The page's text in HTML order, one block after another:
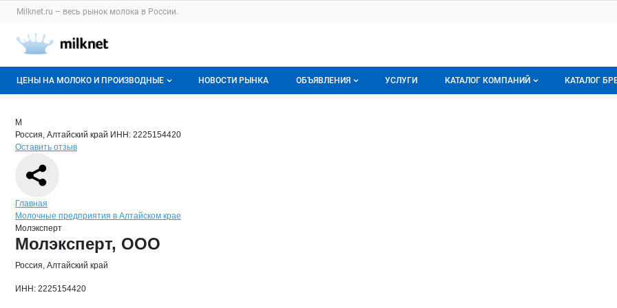
Раздел навигации по сайту milknet.ru
Milknet.ru – весь рынок молока в России.
Авторизация и меню пользователя
Навигация по разделам сайта milknet.ru
ЦЕНЫ НА МОЛОКО И ПРОИЗВОДНЫЕ
О мониторингах
Актуальные мониторинги
Отзывы
НОВОСТИ РЫНКА ОБЪЯВЛЕНИЯ УСЛУГИ КАТАЛОГ КОМПАНИЙ КАТАЛОГ
Страница компании
Страница компании
Краткая информация о компании
М
Россия, Алтайский край ИНН: 2225154420
Оставить отзыв
Навигация по сайту
Главная
Молочные предприятия в Алтайском крае
Молэксперт
Основная информация о компании
Молэксперт, ООО
Россия, Алтайский край
ИНН: 2225154420